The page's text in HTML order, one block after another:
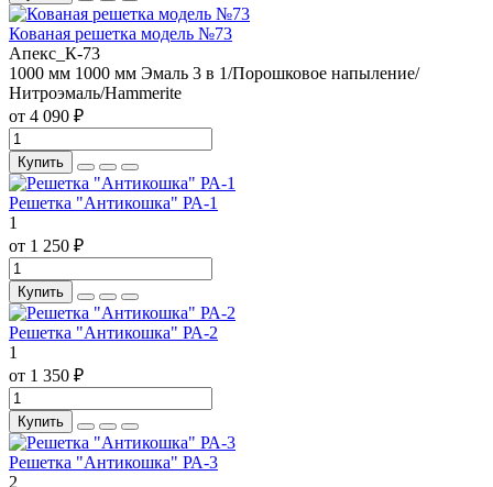
Кованая решетка модель №73
Апекс_К-73
1000 мм 1000 мм Эмаль 3 в 1/Порошковое напыление/
Нитроэмаль/Hammerite
от 4 090 ₽
Купить
Решетка "Антикошка" РА-1
1
от 1 250 ₽
Купить
Решетка "Антикошка" РА-2
1
от 1 350 ₽
Купить
Решетка "Антикошка" РА-3
2